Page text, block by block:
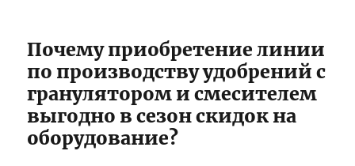
Почему приобретение линии
по производству удобрений с
гранулятором и смесителем
выгодно в сезон скидок на
оборудование?